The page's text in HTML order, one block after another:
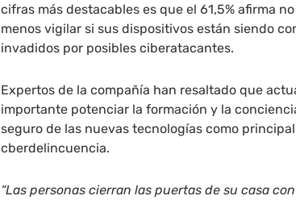
cifras más destacables es que el 61,5% afirma
menos vigilar si sus dispositivos están siendo
invadidos por posibles ciberatacantes.
Expertos de la compañía han resaltado que
importante potenciar la formación y la
seguro de las nuevas tecnologías como
cberdelincuencia.
“Las personas cierran las puertas de su casa